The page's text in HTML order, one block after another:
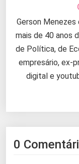
Gerson
mais de 40 anos
de Política, de
empresário, ex-
digital e
0